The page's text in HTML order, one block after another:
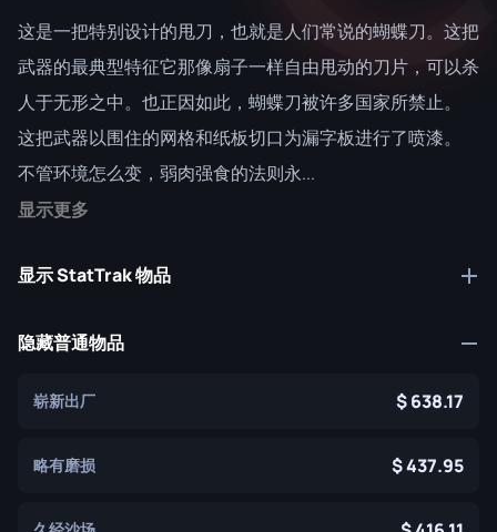
这是一把特别设计的甩刀，也就是人们常说的蝴蝶刀。这把
武器的最典型特征它那像扇子一样自由甩动的刀片，可以杀
人于无形之中。也正因如此，蝴蝶刀被许多国家所禁止。
这把武器以围住的网格和纸板切口为漏字板进行了喷漆。
不管环境怎么变，弱肉强食的法则永...
显示更多
显示 StatTrak 物品
隐藏普通物品
崭新出厂 638.17
略有磨损 437.95